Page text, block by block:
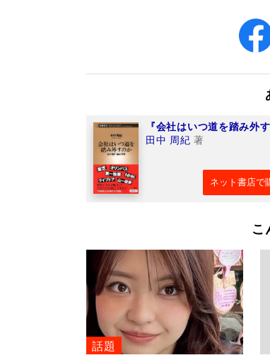
『会社はいつ道を踏み外す
田中 周紀 著
ネット書店で
こ
話題